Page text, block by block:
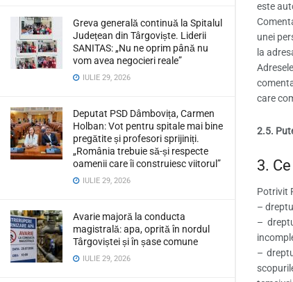
Greva generală continuă la Spitalul
Județean din Târgoviște. Liderii
SANITAS: „Nu ne oprim până nu
vom avea negocieri reale”
IULIE 29, 2026
Deputat PSD Dâmbovița, Carmen
Holban: Vot pentru spitale mai bine
pregătite și profesori sprijiniți.
„România trebuie să-și respecte
oamenii care îi construiesc viitorul”
IULIE 29, 2026
Avarie majoră la conducta
magistrală: apa, oprită în nordul
Târgoviștei și în șase comune
IULIE 29, 2026
este
unei
la
care
2.5.
3.
Potrivit
–
–
–